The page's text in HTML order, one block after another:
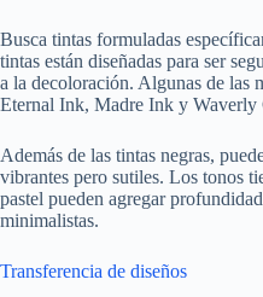
Busca tintas formuladas
tintas están diseñadas para ser
a la decoloración. Algunas de las
Eternal Ink, Madre Ink y Waverly
Además de las tintas negras,
vibrantes pero sutiles. Los tonos
pastel pueden agregar
minimalistas.
Transferencia de diseños